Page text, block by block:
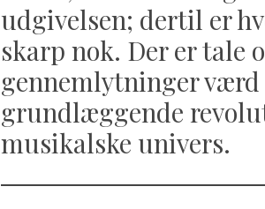
udgivelsen; dertil er
skarp nok. Der er tale
gennemlytninger
grundlæggende
musikalske univers.